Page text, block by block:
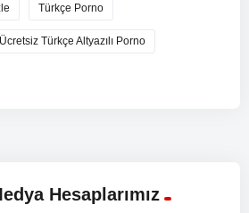
Türkçe Porno
Ücretsiz Türkçe Altyazılı Porno
Hesaplarımız